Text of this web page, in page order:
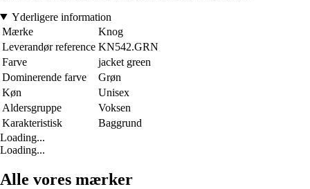
Yderligere information
Mærke
Knog
Leverandør reference KN542.GRN
Farve
jacket green
Dominerende farve
Grøn
Køn
Unisex
Aldersgruppe
Voksen
Karakteristisk
Baggrund
Loading...
Loading...
Alle vores mærker